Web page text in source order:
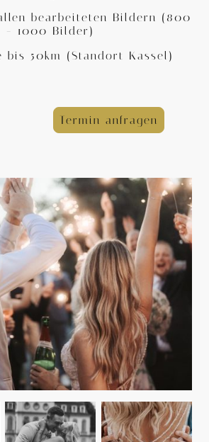
bearbeiteten Bildern (800
- 1000 Bilder)
bis 50km (Standort Kassel)
Termin anfragen